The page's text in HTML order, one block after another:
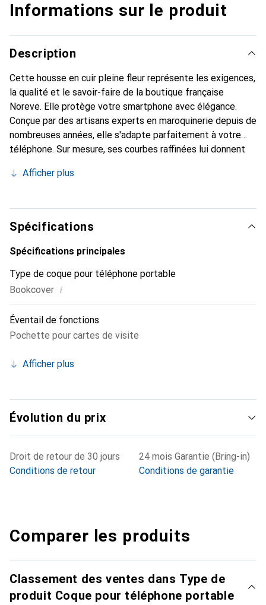
Informations sur le produit
Description
Cette housse en cuir pleine fleur représente les exigences,
la qualité et le savoir-faire de la boutique française
Noreve. Elle protège votre smartphone avec élégance.
Conçue par des artisans experts en maroquinerie depuis de
nombreuses années, elle s'adapte parfaitement à votre
téléphone. Sur mesure, ses courbes raffinées lui donnent
et indispensable pour votre smartphone. La marque
de haute qualité et constitue un choix sûr pour une
clientèle exigeante.
Afficher plus
Spécifications
Spécifications principales
Type de coque pour téléphone portable
Bookcover i
Éventail de fonctions
Pochette pour cartes de visite
Afficher plus
Évolution du prix
Droit de retour de 30 jours
Conditions de retour
24 mois Garantie (Bring-in)
Conditions de garantie
Comparer les produits
Classement des ventes dans Type de
produit Coque pour téléphone portable